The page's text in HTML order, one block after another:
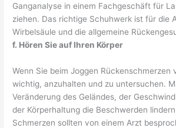
Ganganalyse in einem Fachgeschäft für
ziehen. Das richtige Schuhwerk ist für die
Wirbelsäule und die allgemeine
f. Hören Sie auf Ihren Körper
Wenn Sie beim Joggen Rückenschmerzen
wichtig, anzuhalten und zu untersuchen.
Veränderung des Geländes, der
der Körperhaltung die Beschwerden
Schmerzen sollten von einem Arzt